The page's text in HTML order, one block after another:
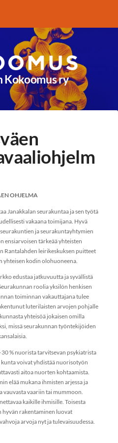
Kokoomus ry
OHJELMA
Janakkalan seurakuntaa ja sen työtä
vakaana toimijana. Hyvä
ja seurakuntayhtymien
ensiarvoisen tärkeää yhteisten
Rantalahden leirikeskuksen puitteet
yhteisen kodin olohuoneena.
edustaa jatkuvuutta ja syvällistä
roolia yksilön henkisen
toiminnan vakauttajana tulee
luterilaisten arvojen pohjalle
yhteisöä jokaisen omilla
missä seurakunnan työntekijöiden
% nuorista tarvitsevan psykiatrista
kunta voivat yhdistää nuorisotyön
aitoa nuorten kohtaamista.
elää mukana ihmisten arjessa ja
vauvasta vaariin tai mummoon.
kaikille ihmisille. Toisesta
hyvän rakentaminen luovat
arvoja nyt ja tulevaisuudessa.